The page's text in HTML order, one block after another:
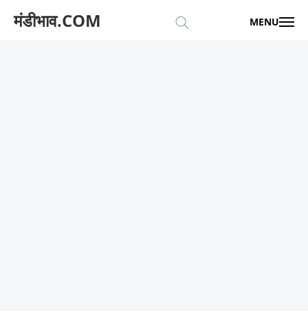
मंडीभाव.COM MENU